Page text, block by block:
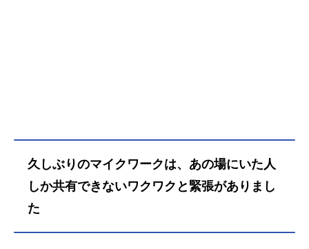
ャストライザリン・シュタウト：の
ぐちゆりクラウディア・バレンツ：
大和田仁美レント・マルスリンク...
久しぶりのマイクワークは、あの場にいた人
しか共有できないワクワクと緊張がありまし
た